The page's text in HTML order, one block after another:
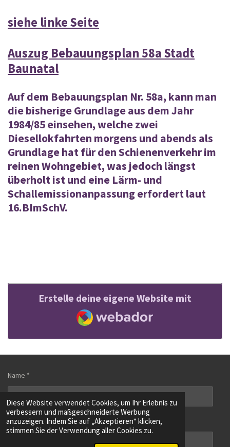
Diese Website verwendet Cookies, um Ihr Erlebnis zu
verbessern und maßgeschneiderte Werbung
anzuzeigen. Indem Sie auf „Akzeptieren“ klicken,
stimmen Sie der Verwendung aller Cookies zu.
siehe linke Seite
Auszug Bebauungsplan 58a Stadt
Baunatal
Auf dem Bebauungsplan Nr. 58a, kann man
die bisherige Grundlage aus dem Jahr
1984/85 einsehen, welche zwei
Diesellokfahrten morgens und abends als
Grundlage hat für den Schienenverkehr im
reinen Wohngebiet, was jedoch längst
überholt ist und eine Lärm- und
Schallemissionanpassung erfordert laut
16.BImSchV.
Erstelle deine eigene Website mit
Webador
Name *
E-Mail-Adresse *